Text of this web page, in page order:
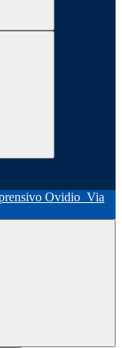
Ovidio Via